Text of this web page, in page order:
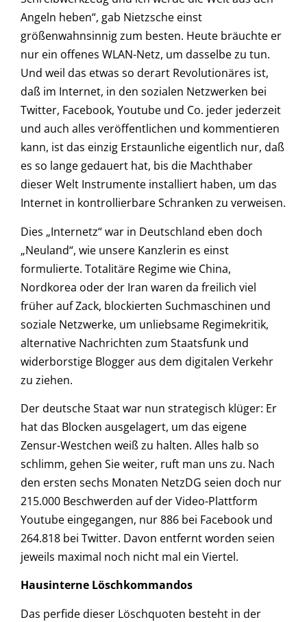
Angeln heben“, gab Nietzsche einst
größenwahnsinnig zum besten. Heute bräuchte er
nur ein offenes WLAN-Netz, um dasselbe zu tun.
Und weil das etwas so derart Revolutionäres ist,
daß im Internet, in den sozialen Netzwerken bei
Twitter, Facebook, Youtube und Co. jeder jederzeit
und auch alles veröffentlichen und kommentieren
kann, ist das einzig Erstaunliche eigentlich nur, daß
es so lange gedauert hat, bis die Machthaber
dieser Welt Instrumente installiert haben, um das
Internet in kontrollierbare Schranken zu verweisen.
Dies „Internetz“ war in Deutschland eben doch
„Neuland“, wie unsere Kanzlerin es einst
formulierte. Totalitäre Regime wie China,
Nordkorea oder der Iran waren da freilich viel
früher auf Zack, blockierten Suchmaschinen und
soziale Netzwerke, um unliebsame Regimekritik,
alternative Nachrichten zum Staatsfunk und
widerborstige Blogger aus dem digitalen Verkehr
zu ziehen.
Der deutsche Staat war nun strategisch klüger: Er
hat das Blocken ausgelagert, um das eigene
Zensur-Westchen weiß zu halten. Alles halb so
schlimm, gehen Sie weiter, ruft man uns zu. Nach
den ersten sechs Monaten NetzDG seien doch nur
215.000 Beschwerden auf der Video-Plattform
Youtube eingegangen, nur 886 bei Facebook und
264.818 bei Twitter. Davon entfernt worden seien
jeweils maximal noch nicht mal ein Viertel.
Hausinterne Löschkommandos
Das perfide dieser Löschquoten besteht in der